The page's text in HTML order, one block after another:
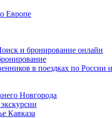
Европе
и бронирование онлайн
в поездках по России
Новгорода
Кавказа